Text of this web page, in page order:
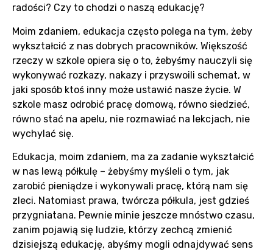
radości? Czy to chodzi o naszą edukację?
Moim zdaniem, edukacja często polega na tym, żeby
wykształcić z nas dobrych pracowników. Większość
rzeczy w szkole opiera się o to, żebyśmy nauczyli się
wykonywać rozkazy, nakazy i przyswoili schemat, w
jaki sposób ktoś inny może ustawić nasze życie. W
szkole masz odrobić pracę domową, równo siedzieć,
równo stać na apelu, nie rozmawiać na lekcjach, nie
wychylać się.
Edukacja, moim zdaniem, ma za zadanie wykształcić
w nas lewą półkulę – żebyśmy myśleli o tym, jak
zarobić pieniądze i wykonywali pracę, którą nam się
zleci. Natomiast prawa, twórcza półkula, jest gdzieś
przygniatana. Pewnie minie jeszcze mnóstwo czasu,
zanim pojawią się ludzie, którzy zechcą zmienić
dzisiejszą edukację, abyśmy mogli odnajdywać sens